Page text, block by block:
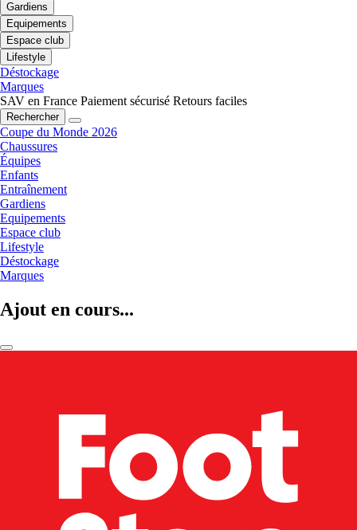
Gardiens
Equipements
Espace club
Lifestyle
Déstockage
Marques
SAV en France Paiement sécurisé Retours faciles
Rechercher
Coupe du Monde 2026
Chaussures
Équipes
Enfants
Entraînement
Gardiens
Equipements
Espace club
Lifestyle
Déstockage
Marques
Ajout en cours...